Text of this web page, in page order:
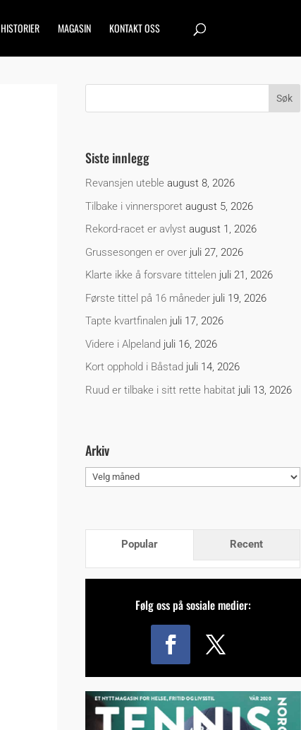
HISTORIER MAGASIN KONTAKT OSS
Siste innlegg
Revansjen uteble august 8, 2026
Tilbake i vinnersporet august 5, 2026
Rekord-racet er avlyst august 1, 2026
Grussesongen er over juli 27, 2026
Klarte ikke å forsvare tittelen juli 21, 2026
Første tittel på 16 måneder juli 19, 2026
Tapte kvartfinalen juli 17, 2026
Videre i Alpeland juli 16, 2026
Kort opphold i Båstad juli 14, 2026
Ruud er tilbake i sitt rette habitat juli 13, 2026
Arkiv
Arkiv
Popular Recent
Følg oss på sosiale medier: